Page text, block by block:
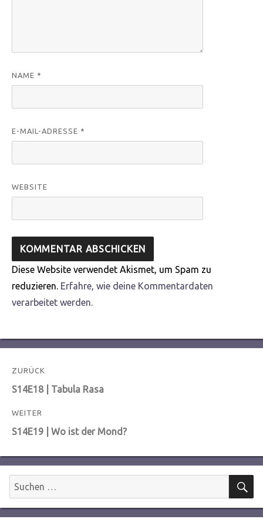
NAME *
E-MAIL-ADRESSE *
WEBSITE
Diese Website verwendet Akismet, um Spam zu
reduzieren. Erfahre, wie deine Kommentardaten
verarbeitet werden.
Beitragsnavigation
ZURÜCK
Vorheriger
S14E18 | Tabula Rasa
WEITER
Nächster
S14E19 | Wo ist der Mond?
Suchen
nach: